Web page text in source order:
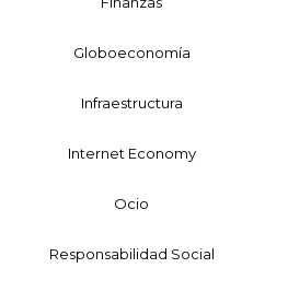
Globoeconomía
Infraestructura
Internet Economy
Ocio
Responsabilidad Social